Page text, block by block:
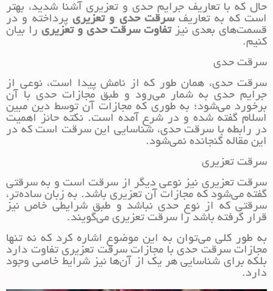
حال که با تعاریف جرایم حدی و تعزیری آشنا شدید، بهتر
است که به تعاریفسرقت حدی و تعزیری پرداخته و در
قسمت‌های بعدی نیزتفاوت سرقت حدی و تعزیری را بیان
کنیم.
سرقت حدی
سرقت حدی، همان طور که از نامش پیدا است، نوعی از
جرایم حدی به شمار می‌رود و طبق مجازات حدی با آن
برخورد می‌شود؛ به طوری که مجازات آن توسط دین مبین
اسلام گفته شده و در شرع آمده است. نکته حائز اهمیت
در رابطه با سرقت حدی، شناسایی این سرقت است که در
این مقاله گنجانده نمی‌شود.
سرقت تعزیری
سرقت تعزیری نیز نوعی دیگر از سرقت است و به سرقتی
گفته می‌شود که مجازات آن تعزیری باشد. به زبان ساده‌تر،
سرقتی که از نوع حدی نباشد و طبق شرایطی خاص نیز
قرار گرفته باشد را سرقت تعزیری می‌گویند.
به طور کلی می‌توان به این موضوع اشاره کرد که نه تنها
مجازات سرقت حدی با مجازات سرقت تعزیری تفاوت دارد
بلکه برای شناسایی هر یک از آن‌ها نیز شرایط خاصی وجود
دارد.